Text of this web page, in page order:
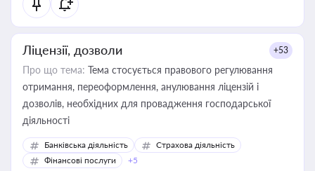
Ліцензії, дозволи +53
Про що тема: Тема стосується правового регулювання
отримання, переоформлення, анулювання ліцензій і
дозволів, необхідних для провадження господарської
діяльності
Банківська діяльність
Страхова діяльність
Фінансові послуги
+5